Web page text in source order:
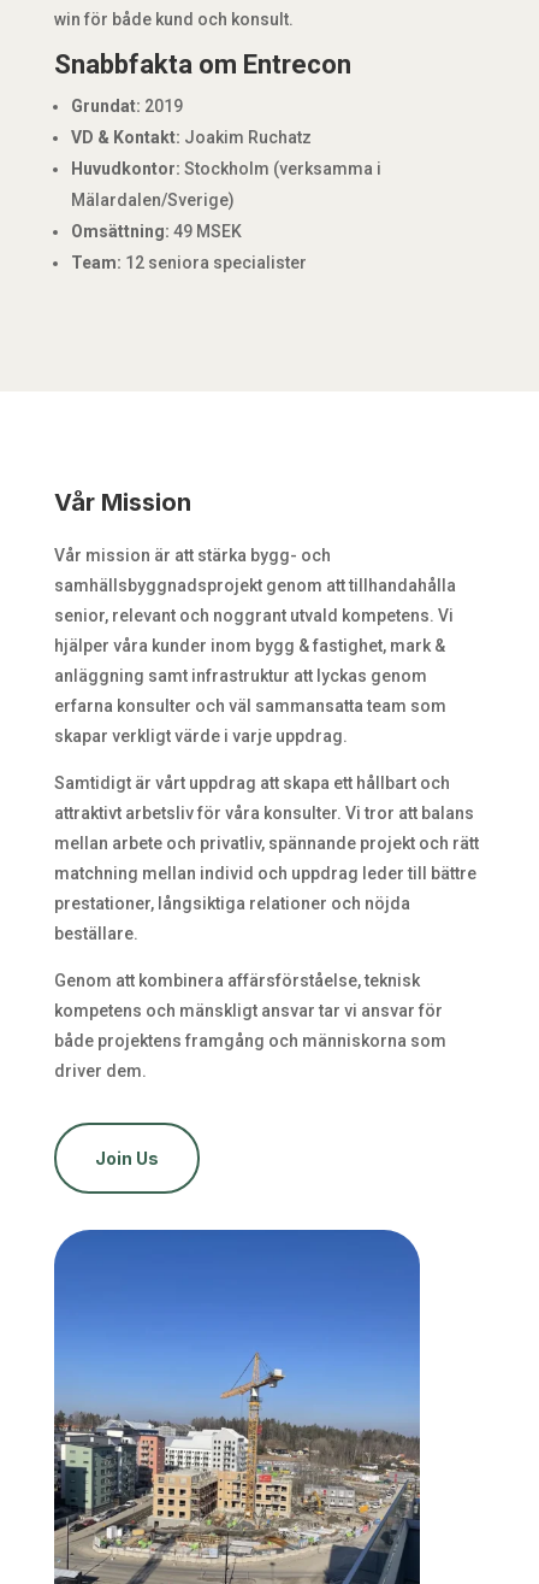
win för både kund och konsult.
Snabbfakta om Entrecon
Grundat: 2019
VD & Kontakt: Joakim Ruchatz
Huvudkontor: Stockholm (verksamma i
Mälardalen/Sverige)
Omsättning: 49 MSEK
Team: 12 seniora specialister
Vår Mission
Vår mission är att stärka bygg- och
samhällsbyggnadsprojekt genom att tillhandahålla
senior, relevant och noggrant utvald kompetens. Vi
hjälper våra kunder inom bygg & fastighet, mark &
anläggning samt infrastruktur att lyckas genom
erfarna konsulter och väl sammansatta team som
skapar verkligt värde i varje uppdrag.
Samtidigt är vårt uppdrag att skapa ett hållbart och
attraktivt arbetsliv för våra konsulter. Vi tror att balans
mellan arbete och privatliv, spännande projekt och rätt
matchning mellan individ och uppdrag leder till bättre
prestationer, långsiktiga relationer och nöjda
beställare.
Genom att kombinera affärsförståelse, teknisk
kompetens och mänskligt ansvar tar vi ansvar för
både projektens framgång och människorna som
driver dem.
Join Us